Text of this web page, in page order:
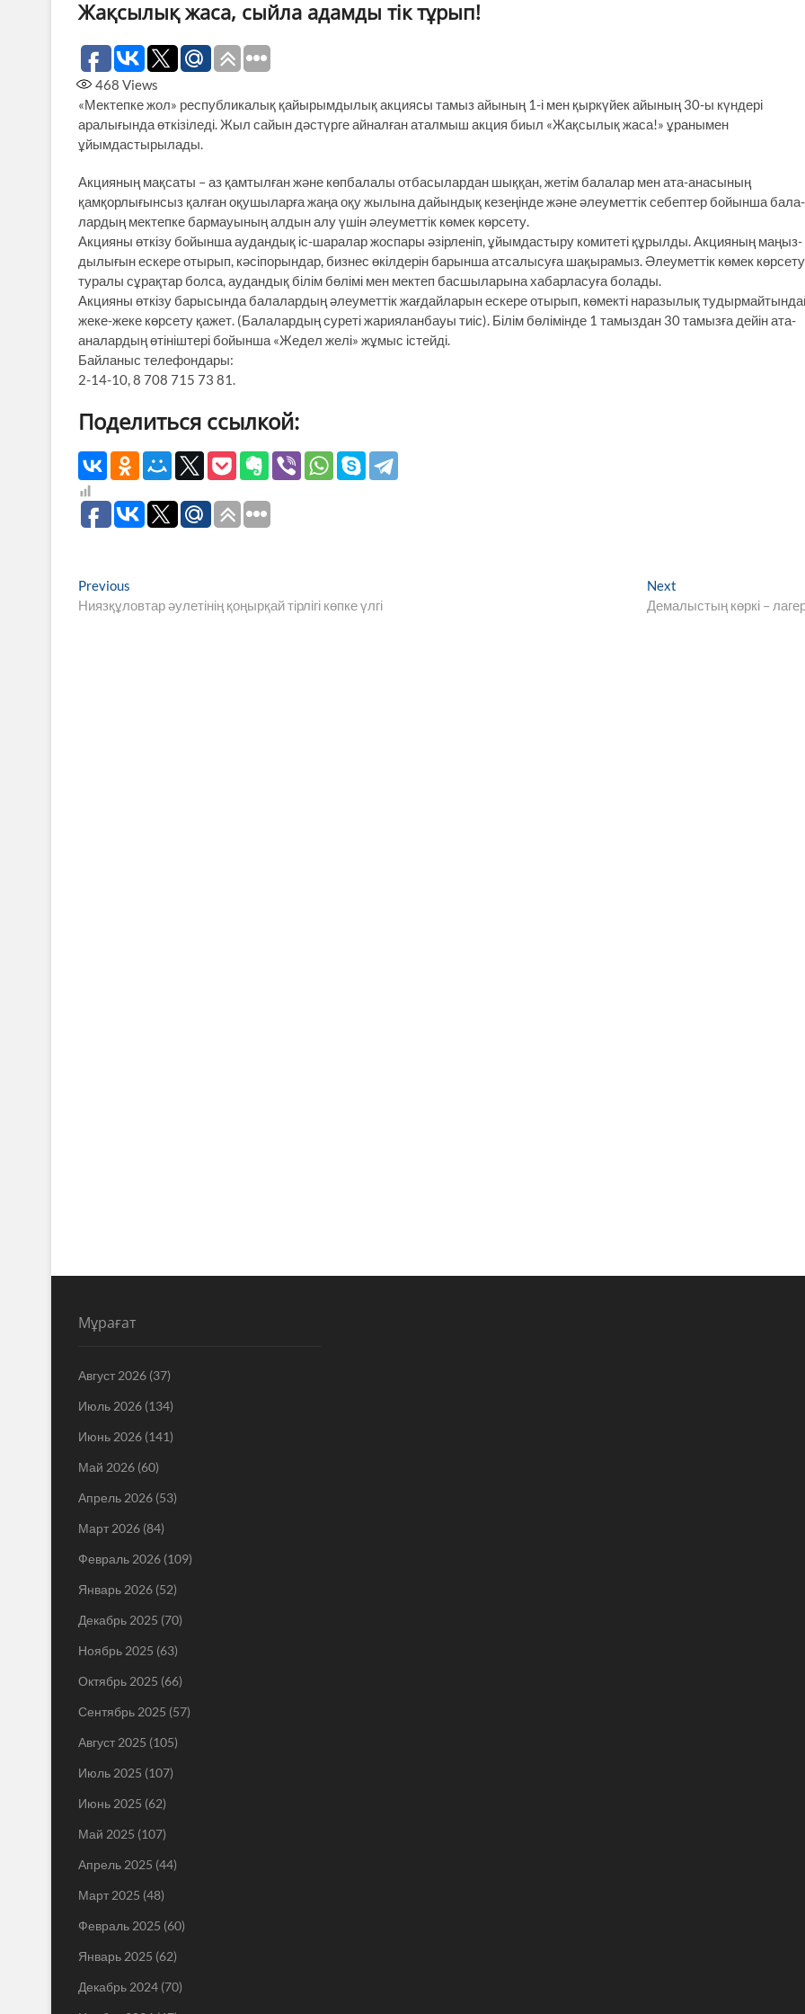
Жақсылық жаса, сыйла адамды тік тұрып!
468 Views
«Мектепке жол» республикалық қайырымдылық акциясы тамыз айының 1-і мен қыркүйек айының 30-ы күндері
аралығында өткізіледі. Жыл сайын дәстүрге айналған аталмыш акция биыл «Жақсылық жаса!» ұранымен
ұйымдастырылады.
Акцияның мақсаты – аз қамтылған және көпбалалы отбасылардан шыққан, жетім балалар мен ата-анасының
қамқорлығынсыз қалған оқушыларға жаңа оқу жылына дайындық кезеңінде және әлеуметтік себептер бойынша бала­
лардың мектепке бармауының алдын алу үшін әлеуметтік көмек көрсету.
Акцияны өткізу бойынша аудандық іс-шаралар жоспары әзірленіп, ұйым­дастыру комитеті құрылды. Акцияның маңыз­
дылығын ескере отырып, кәсіп­орындар, бизнес өкілдерін барынша атсалысуға шақырамыз. Әлеуметтік көмек көрсету
туралы сұрақтар болса, аудандық білім бөлімі мен мектеп басшыларына хабарласуға болады.
Акцияны өткізу барысында бала­лардың әлеуметтік жағдайларын ес­кере отырып, көмекті наразылық
жеке-жеке көрсету қажет. (Балалардың суреті жарияланбауы тиіс). Білім бөлімінде 1 тамыздан 30 тамызға дейін ата-
аналардың өтініштері бойынша «Жедел желі» жұмыс істейді.
Байланыс телефондары:
2-14-10, 8 708 715 73 81.
Поделиться ссылкой:
Навигация
по
Previous
post:
Ниязқұловтар әулетінің қоңырқай тірлігі көпке үлгі
Next
post:
Демалыстың көркі –
Мұрағат
Август 2026 (37)
Июль 2026 (134)
Июнь 2026 (141)
Май 2026 (60)
Апрель 2026 (53)
Март 2026 (84)
Февраль 2026 (109)
Январь 2026 (52)
Декабрь 2025 (70)
Ноябрь 2025 (63)
Октябрь 2025 (66)
Сентябрь 2025 (57)
Август 2025 (105)
Июль 2025 (107)
Июнь 2025 (62)
Май 2025 (107)
Апрель 2025 (44)
Март 2025 (48)
Февраль 2025 (60)
Январь 2025 (62)
Декабрь 2024 (70)